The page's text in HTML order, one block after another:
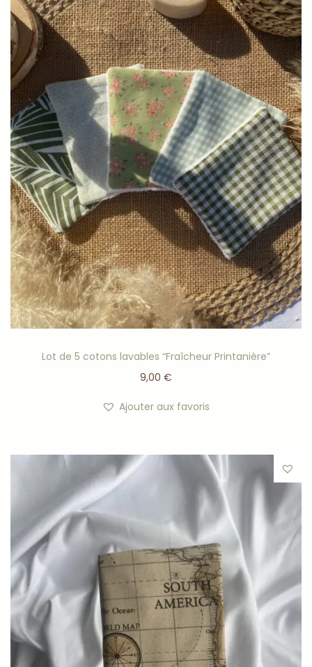
Optez pour uneroutine beauté éco-responsableavec le
lot de 5 cotons lavables “Évasion Botanique” , et apportez
une touche naturelle et élégante à votre quotidien.
Et découvrez ici, toutes les raisons de passer aux cotons
lavables :
Pourquoi adopter les cotons lavables ?
Lot de 5 cotons lavables “Fraîcheur Printanière”
9,00 €
Ajouter aux favoris